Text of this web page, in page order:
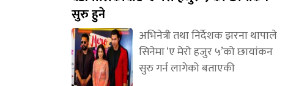
सुरु हुने
अभिनेत्री तथा निर्देशक झरना थापाले
सिनेमा ‘ए मेरो हजुर ५’को छायांकन
सुरु गर्न लागेको बताएकी